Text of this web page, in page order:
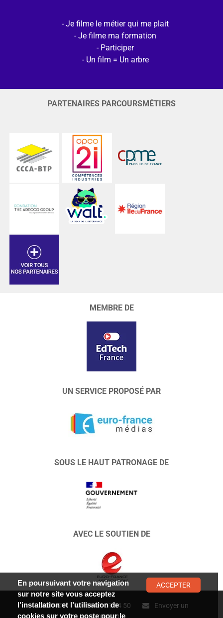
Je filme le métier qui me plait
Je filme ma formation
Participer
Un film = Un arbre
PARTENAIRES PARCOURSMÉTIERS
MEMBRE DE
UN SERVICE PROPOSÉ PAR
SOUS LE HAUT PATRONAGE DE
AVEC LE SOUTIEN DE
CONTACT : 01 47 01 34 50
Envoyer un
message
En poursuivant votre navigation
sur notre site vous acceptez
l’installation et l’utilisation de
cookies sur votre poste pour le
ACCEPTER